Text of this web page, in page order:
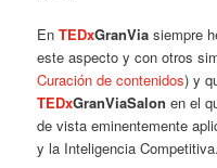
EnTEDxGranVia siempre
este aspecto y con otros
Curación de contenidos) y
TEDxGranViaSalon en el
de vista eminentemente
y la Inteligencia Competitiva.